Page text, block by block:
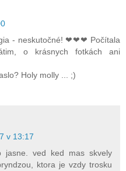
- neskutočné! ❤❤❤ Počítala
o krásnych fotkách ani
Holy molly ... ;)
v 13:17
ved ked mas skvely
ktora je vzdy trosku